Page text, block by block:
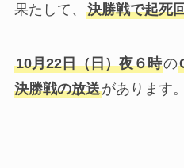
果たして、 決勝戦で起死
10月22日（日）夜６時の
決勝戦の放送があります。